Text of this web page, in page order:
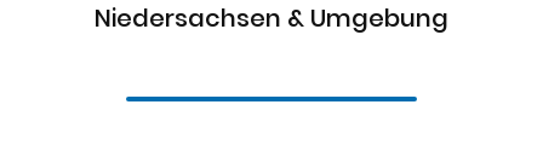
Niedersachsen & Umgebung